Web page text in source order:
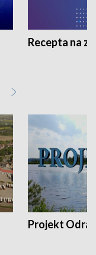
Recepta na
Projekt Odra